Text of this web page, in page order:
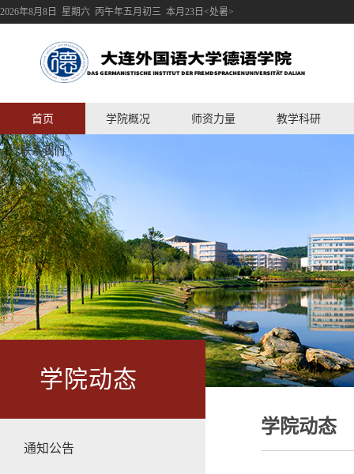
2026年8月8日 星期六 丙午年五月初三 本月23日<处暑>
首页 学院概况 师资力量 教学科研
联系我们
学院动态
通知公告
学院动态